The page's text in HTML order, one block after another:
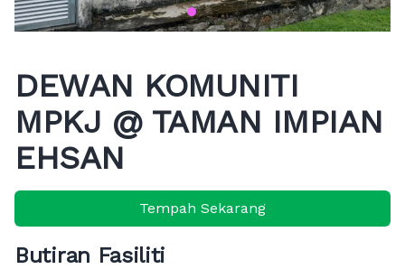
DEWAN KOMUNITI
MPKJ @ TAMAN IMPIAN
EHSAN
Tempah Sekarang
Butiran Fasiliti